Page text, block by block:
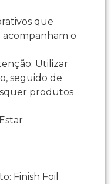
que
acompanham o
Utilizar
seguido de
produtos
Finish Foil